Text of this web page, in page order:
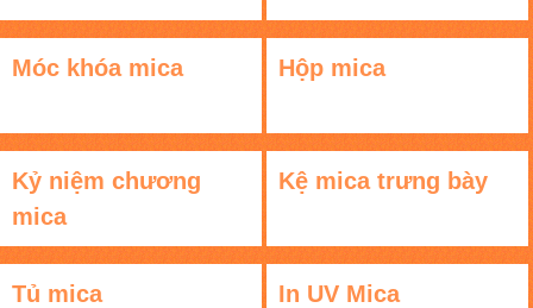
Móc khóa mica Hộp mica
Kỷ niệm chương
mica
Kệ mica trưng bày
Tủ mica In UV Mica